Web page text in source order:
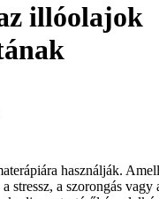
illóolajok
használják.
stressz, a szorongás vagy